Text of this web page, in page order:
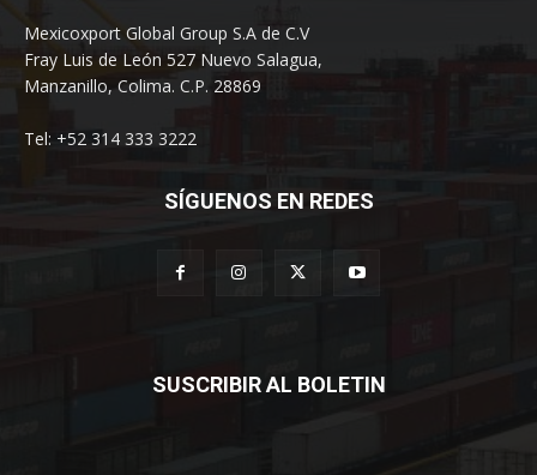
Mexicoxport Global Group S.A de C.V
Fray Luis de León 527 Nuevo Salagua,
Manzanillo, Colima. C.P. 28869
Tel: +52 314 333 3222
SÍGUENOS EN REDES
SUSCRIBIR AL BOLETIN